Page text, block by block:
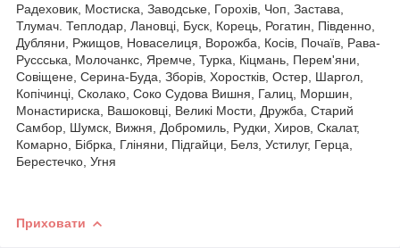
Радеховик, Мостиска, Заводське, Горохів, Чоп, Застава,
Тлумач. Теплодар, Лановці, Буск, Корець, Рогатин, Південно,
Дубляни, Ржищов, Новаселиця, Ворожба, Косів, Почаїв, Рава-
Руссська, Молочанкс, Яремче, Турка, Кіцмань, Перем'яни,
Совіщене, Серина-Буда, Зборів, Хоростків, Остер, Шаргол,
Копічинці, Сколако, Соко Судова Вишня, Галиц, Моршин,
Монастириска, Вашоковці, Великі Мости, Дружба, Старий
Самбор, Шумск, Вижня, Добромиль, Рудки, Хиров, Скалат,
Комарно, Бібрка, Гліняни, Підгайци, Белз, Устилуг, Герца,
Берестечко, Угня
Приховати